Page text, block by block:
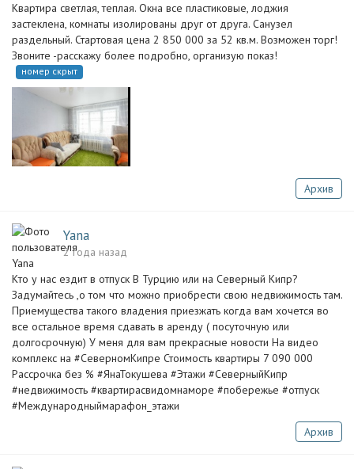
Квартира светлая, теплая. Окна все пластиковые, лоджия
застеклена, комнаты изолированы друг от друга. Санузел
раздельный. Стартовая цена 2 850 000 за 52 кв.м. Возможен торг!
Звоните -расскажу более подробно, организую показ!
номер скрыт
Архив
Yana
2 года назад
Кто у нас ездит в отпуск В Турцию или на Северный Кипр?
Задумайтесь ,о том что можно приобрести свою недвижимость там.
Приемущества такого владения приезжать когда вам хочется во
все остальное время сдавать в аренду ( посуточную или
долгосрочную) У меня для вам прекрасные новости На видео
комплекс на #СеверномКипре Стоимость квартиры 7 090 000
Рассрочка без % #ЯнаТокушева #Этажи #СеверныйКипр
#недвижимость #квартирасвидомнаморе #побережье #отпуск
#Международныймарафон_этажи
Архив